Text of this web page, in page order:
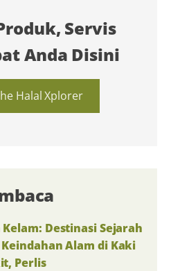
Kelam: Destinasi Sejarah
Alam di Kaki
Perlis
Servis
Anda Disini
Halal Xplorer